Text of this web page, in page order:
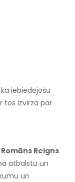
iebiedējošu
tos izvirza par
Reigns
atbalstu un
un